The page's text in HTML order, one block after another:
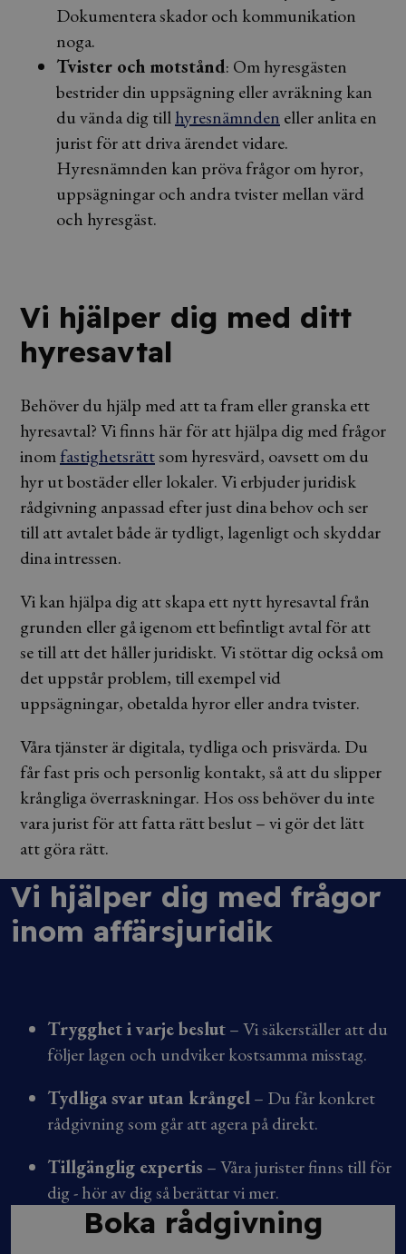
Dokumentera skador och kommunikation
noga.
Tvister och motstånd: Om hyresgästen
bestrider din uppsägning eller avräkning kan
du vända dig tillhyresnämnden eller anlita en
jurist för att driva ärendet vidare.
Hyresnämnden kan pröva frågor om hyror,
uppsägningar och andra tvister mellan värd
och hyresgäst.
Vi hjälper dig med ditt
hyresavtal
Behöver du hjälp med att ta fram eller granska ett
hyresavtal? Vi finns här för att hjälpa dig med frågor
inomfastighetsrättsom hyresvärd, oavsett om du
hyr ut bostäder eller lokaler. Vi erbjuder juridisk
rådgivning anpassad efter just dina behov och ser
till att avtalet både är tydligt, lagenligt och skyddar
dina intressen.
Vi kan hjälpa dig att skapa ett nytt hyresavtal från
grunden eller gå igenom ett befintligt avtal för att
se till att det håller juridiskt. Vi stöttar dig också om
det uppstår problem, till exempel vid
uppsägningar, obetalda hyror eller andra tvister.
Våra tjänster är digitala, tydliga och prisvärda. Du
får fast pris och personlig kontakt, så att du slipper
krångliga överraskningar. Hos oss behöver du inte
vara jurist för att fatta rätt beslut – vi gör det lätt
att göra rätt.
Vi hjälper dig med frågor
inom affärsjuridik
Trygghet i varje beslut– Vi säkerställer att du
följer lagen och undviker kostsamma misstag.
Tydliga svar utan krångel– Du får konkret
rådgivning som går att agera på direkt.
Tillgänglig expertis – Våra jurister finns till för
dig - hör av dig så berättar vi mer.
Boka rådgivning